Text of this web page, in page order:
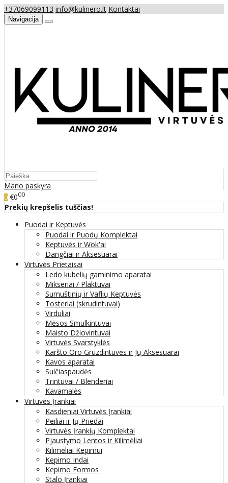
+37069099113 info@kulinero.lt Kontaktai
Navigacija
Mano paskyra
0 €000
Prekių krepšelis tuščias!
Puodai ir Keptuvės
Puodai ir Puodų Komplektai
Keptuvės ir Wok'ai
Dangčiai ir Aksesuarai
Virtuvės Prietaisai
Ledo kubelių gaminimo aparatai
Mikseriai / Plaktuvai
Sumuštinių ir Vaflių Keptuvės
Tosteriai (skrudintuvai)
Virduliai
Mėsos Smulkintuvai
Maisto Džiovintuvai
Virtuvės Svarstyklės
Karšto Oro Gruzdintuvės ir Jų Aksesuarai
Kavos aparatai
Sulčiaspaudės
Trintuvai / Blenderiai
Kavamalės
Virtuvės Įrankiai
Kasdieniai Virtuvės Įrankiai
Peiliai ir Jų Priedai
Virtuvės Įrankių Komplektai
Pjaustymo Lentos ir Kilimėliai
Kilimėliai Kepimui
Kepimo Indai
Kepimo Formos
Stalo Įrankiai